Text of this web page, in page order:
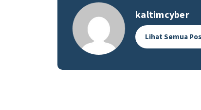
kaltimcyber
Lihat Semua